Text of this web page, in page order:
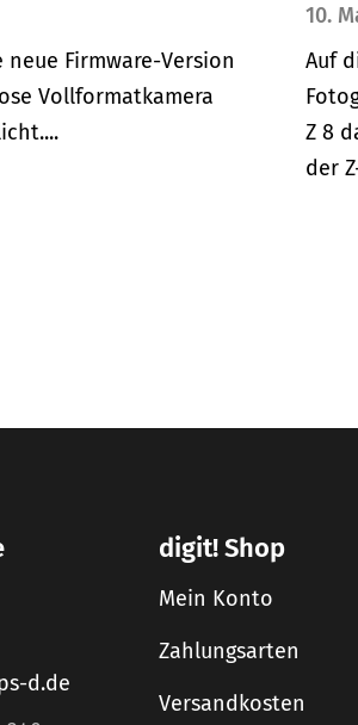
Firmware-Version
Vollformatkamera
10.
Auf
Z 8
der
d.de
digit! Shop
Mein Konto
Zahlungsarten
Versandkosten